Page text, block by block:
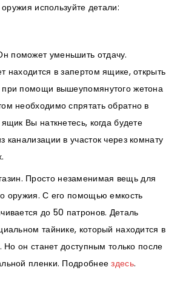
используйте детали:
поможет уменьшить отдачу.
находится в запертом ящике, открыть
помощи вышеупомянутого жетона
необходимо спрятать обратно в
Вы наткнетесь, когда будете
канализации в участок через комнату
Просто незаменимая вещь для
оружия. С его помощью емкость
до 50 патронов. Деталь
тайнике, который находится в
Но он станет доступным только после
пленки. Подробнеездесь.